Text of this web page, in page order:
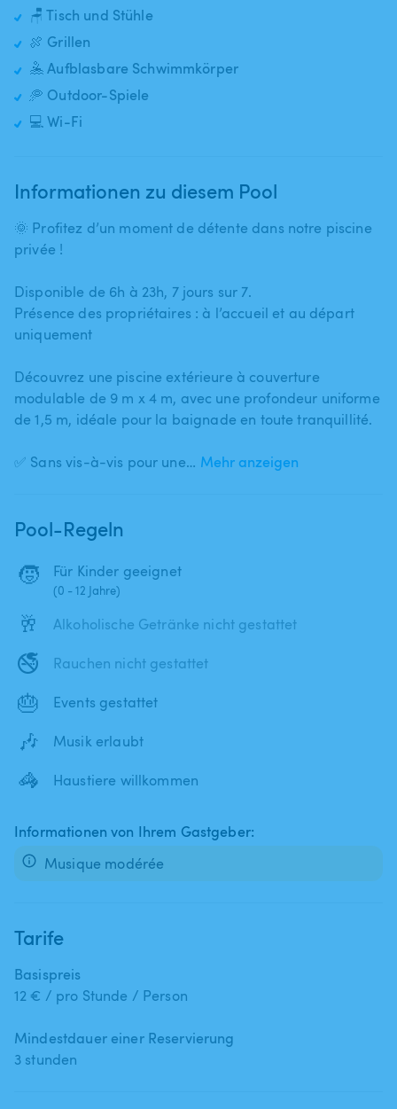
🪑 Tisch und Stühle
🍖 Grillen
🤽 Aufblasbare Schwimmkörper
🥏 Outdoor-Spiele
💻 Wi-Fi
Informationen zu diesem Pool
🌞 Profitez d’un moment de détente dans notre piscine
privée !
Disponible de 6h à 23h​,​ 7 jours sur 7.
Présence des propriétaires : à l’accueil et au départ
uniquement
Découvrez une piscine extérieure à couverture
modulable de 9 m x 4 m​,​ avec une profondeur uniforme
de 1​,​5 m​,​ idéale pour la baignade en toute tranquillité.
✅ Sans vis-à-vis pour une… Mehr anzeigen
Pool-Regeln
🧒 Für Kinder geeignet
(0 - 12 Jahre)
🥂 Alkoholische Getränke nicht gestattet
🚭 Rauchen nicht gestattet
🎂 Events gestattet
🎶 Musik erlaubt
🦓 Haustiere willkommen
Informationen von Ihrem Gastgeber:
Musique modérée
Tarife
Basispreis
12 € / pro Stunde / Person
Mindestdauer einer Reservierung
3 stunden